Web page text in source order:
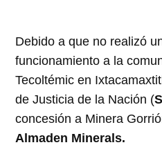
Debido a que no realizó
funcionamiento a la
Tecoltémic en
de Justicia de la Nación (
concesión a Minera
Almaden Minerals.